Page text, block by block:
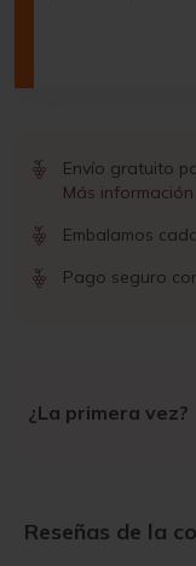
Envío gratuito
Más información
Embalamos
Pago seguro
¿La primera vez?
Reseñas de la